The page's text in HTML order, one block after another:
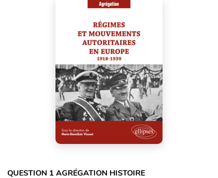
QUESTION 1 AGRÉGATION HISTOIRE